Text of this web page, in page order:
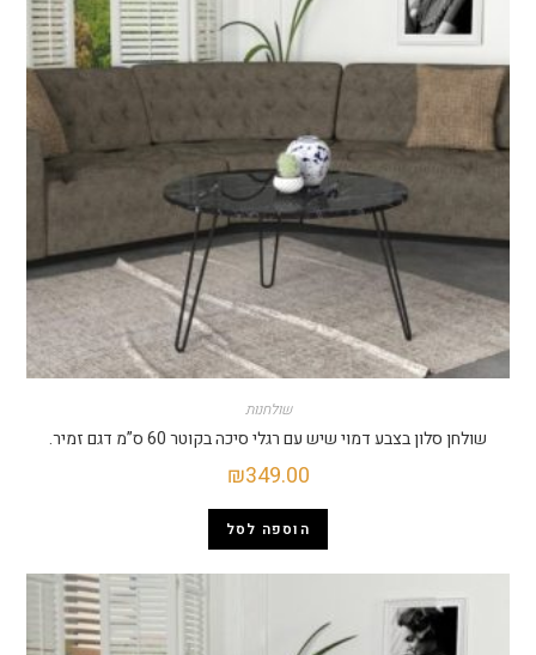
שולחנות
שולחן סלון בצבע דמוי שיש עם רגלי סיכה בקוטר 60 ס”מ דגם זמיר.
₪349.00
הוספה לסל